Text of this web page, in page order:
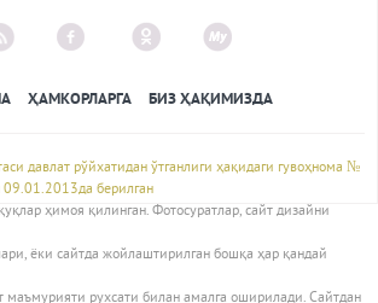
ҲАМКОРЛАРГА БИЗ ҲАҚИМИЗДА
давлат рўйхатидан ўтганлиги ҳақидаги гувоҳнома №
берилган
ҳимоя қилинган. Фотосуратлар, сайт дизайни
ёки сайтда жойлаштирилган бошқа ҳар қандай
рухсати билан амалга оширилади. Сайтдан